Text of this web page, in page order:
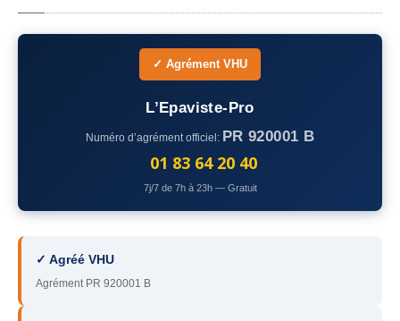
voiture accidentée
– Seine-et-Marne
92 – Hauts-de-Seine
✓ Agrément VHU
L’Epaviste-Pro
Numéro d’agrément officiel: PR 920001 B
01 83 64 20 40
7j/7 de 7h à 23h — Gratuit
✓ Agréé VHU
Agrément PR 920001 B